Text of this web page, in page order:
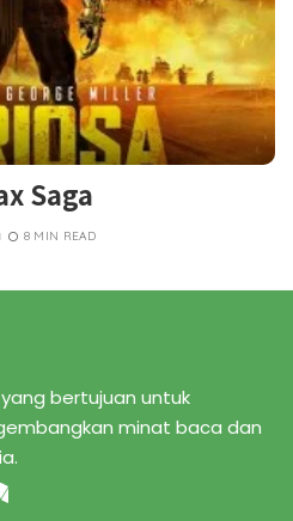
Saga
8 MIN READ
bertujuan untuk
minat baca dan